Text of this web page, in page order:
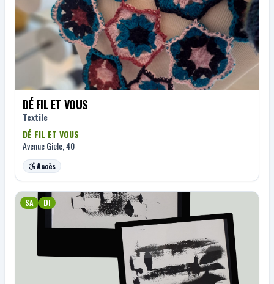
DÉ FIL ET VOUS
Textile
DÉ FIL ET VOUS
Avenue Giele, 40
Accès
SA DI